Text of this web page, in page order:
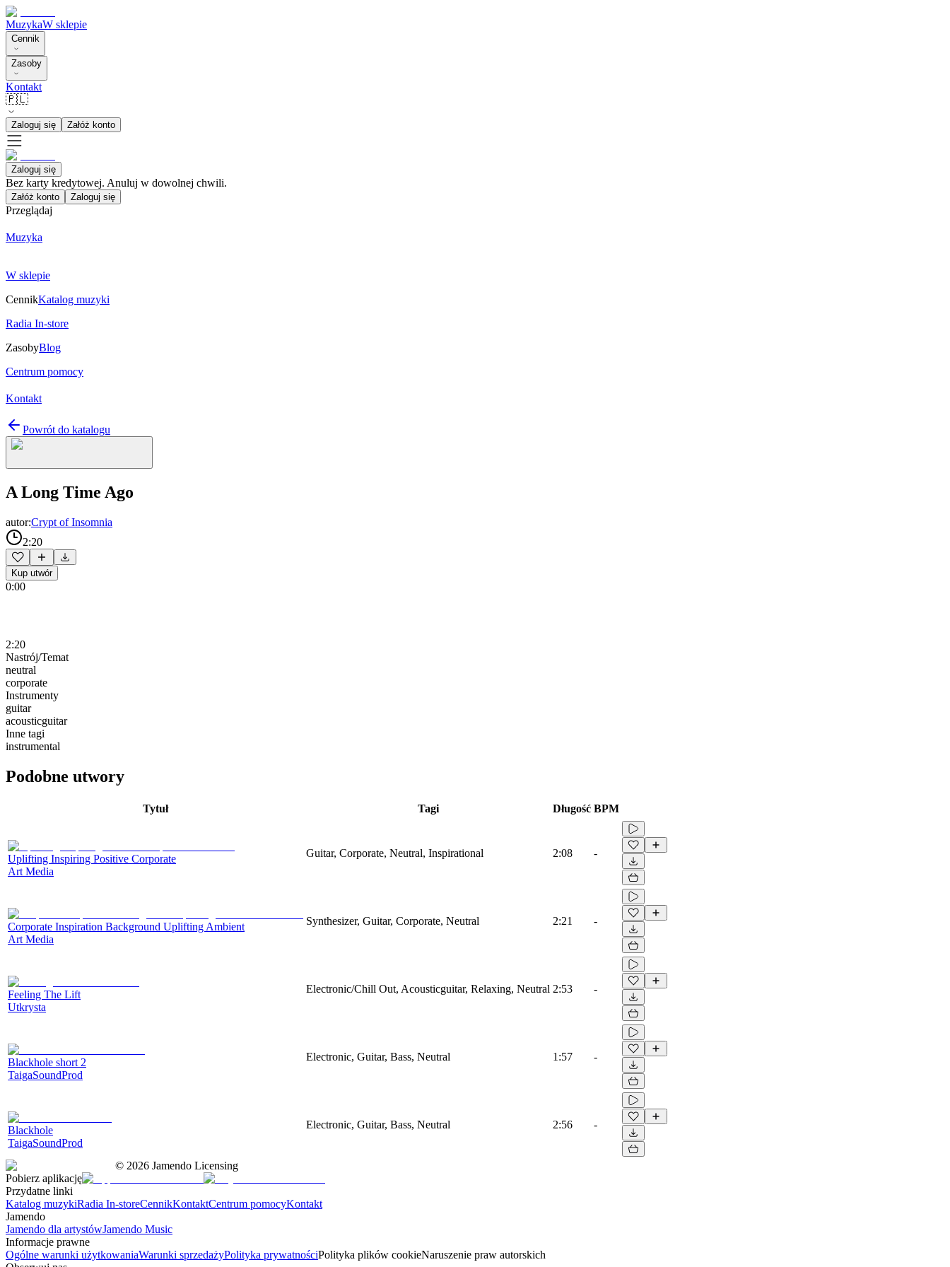
MuzykaW sklepie
Cennik
Zasoby
Kontakt
🇵🇱
Zaloguj się Załóż konto
Zaloguj się
Bez karty kredytowej. Anuluj w dowolnej chwili.
Załóż konto Zaloguj się
Przeglądaj
Muzyka
W sklepie
CennikKatalog muzyki
Radia In-store
ZasobyBlog
Centrum pomocy
Kontakt
Powrót do katalogu
A Long Time Ago
autor:Crypt of Insomnia
2:20
Kup utwór
0:00
2:20
Nastrój/Temat
neutral
corporate
Instrumenty
guitar
acousticguitar
Inne tagi
instrumental
Podobne utwory
Tytuł Tagi Długość BPM
Uplifting Inspiring Positive Corporate
Art Media
Guitar, Corporate, Neutral, Inspirational 2:08 -
Corporate Inspiration Background Uplifting Ambient
Art Media
Synthesizer, Guitar, Corporate, Neutral 2:21 -
Feeling The Lift
Utkrysta
Electronic/Chill Out, Acousticguitar, Relaxing, Neutral 2:53 -
Blackhole short 2
TaigaSoundProd
Electronic, Guitar, Bass, Neutral 1:57 -
Blackhole
TaigaSoundProd
Electronic, Guitar, Bass, Neutral 2:56 -
© 2026 Jamendo Licensing
Pobierz aplikację
Przydatne linki
Katalog muzykiRadia In-storeCennikKontaktCentrum pomocyKontakt
Jamendo
Jamendo dla artystówJamendo Music
Informacje prawne
Ogólne warunki użytkowaniaWarunki sprzedażyPolityka prywatnościPolityka plików cookieNaruszenie praw autorskich